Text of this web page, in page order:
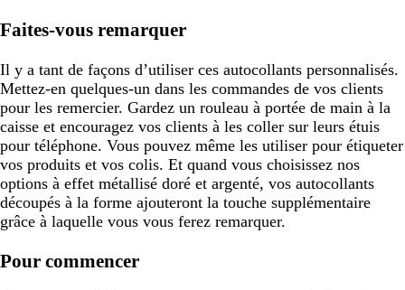
Faites-vous remarquer
Il y a tant de façons d’utiliser ces autocollants personnalisés.
Mettez-en quelques-un dans les commandes de vos clients
pour les remercier. Gardez un rouleau à portée de main à la
caisse et encouragez vos clients à les coller sur leurs étuis
pour téléphone. Vous pouvez même les utiliser pour étiqueter
vos produits et vos colis. Et quand vous choisissez nos
options à effet métallisé doré et argenté, vos autocollants
découpés à la forme ajouteront la touche supplémentaire
grâce à laquelle vous vous ferez remarquer.
Pour commencer